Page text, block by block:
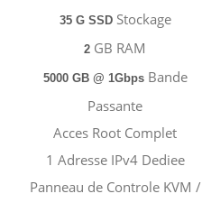
35 G SSDStockage
2 GB RAM
5000 GB @ 1GbpsBande
Passante
Acces Root Complet
1 Adresse IPv4 Dediee
Panneau de Controle KVM /